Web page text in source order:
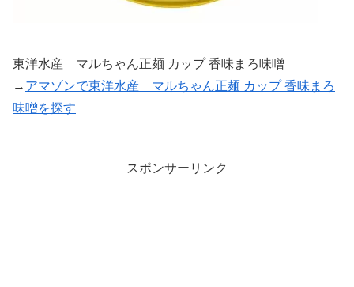
東洋水産 マルちゃん正麺 カップ 香味まろ味噌
→ アマゾンで東洋水産 マルちゃん正麺 カップ 香味まろ
味噌を探す
スポンサーリンク